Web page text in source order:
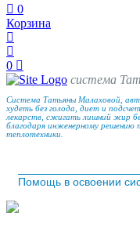
0
Корзина
0
система
Система Татьяны Малаховой,
худеть без голода, диет и
лекарств, сжигать лишний жир
благодаря инженерному
теплотехники.
Помощь в освоении